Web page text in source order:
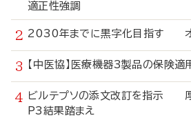
適正性強調
2030年までに黒字化目指す オ
【中医協】医療機器3製品の保険
ビルテプソの添文改訂を指示
P3結果踏まえ